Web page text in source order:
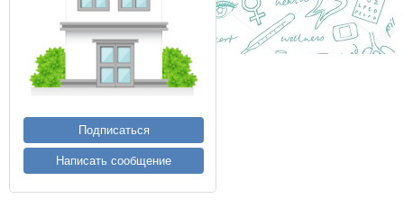
Подписаться
Написать сообщение